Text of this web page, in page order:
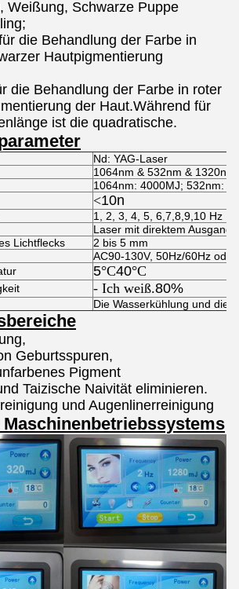
Weißung, Schwarze Puppe
die Behandlung der Farbe in
Hautpigmentierung
die Behandlung der Farbe in roter
der Haut.Während für
ist die quadratische.
Nd: YAG-Laser
1064nm & 532nm & 1320nm
1064nm: 4000MJ; 532nm:
<10n
1, 2, 3, 4, 5, 6,7,8,9,10 Hz
Laser mit direktem Ausgang
Lichtflecks
2 bis 5 mm
AC90-130V, 50Hz/60Hz
5°C40°C
- Ich weiß.80%
Die Wasserkühlung und die
Geburtsspuren,
Pigment
Taizische Naivität eliminieren.
und Augenlinerreinigung